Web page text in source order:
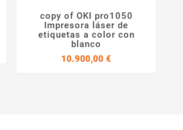
 
copy of OKI pro1050
Impresora láser de
etiquetas a color con
blanco
10.900,00 €